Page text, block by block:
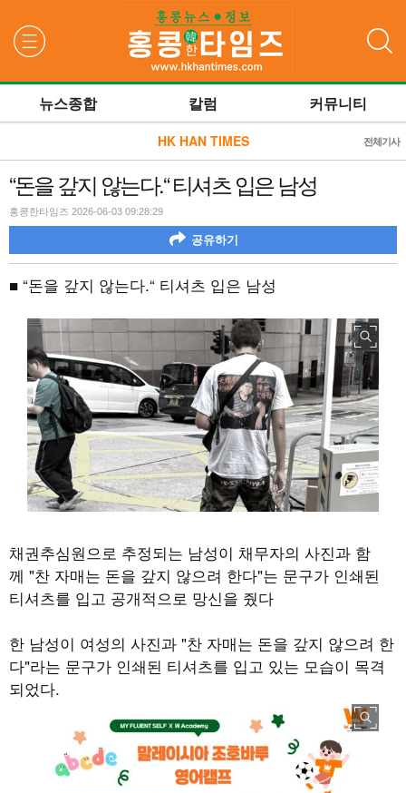
뉴스종합 칼럼 커뮤니티
HK HAN TIMES 전체기사
“돈을 갚지 않는다.“ 티셔츠 입은 남성
홍콩한타임즈 2026-06-03 09:28:29
공유하기
■ “돈을 갚지 않는다.“ 티셔츠 입은 남성
채권추심원으로 추정되는 남성이 채무자의 사진과 함
께 "찬 자매는 돈을 갚지 않으려 한다"는 문구가 인쇄된
티셔츠를 입고 공개적으로 망신을 줬다
한 남성이 여성의 사진과 "찬 자매는 돈을 갚지 않으려 한
다"라는 문구가 인쇄된 티셔츠를 입고 있는 모습이 목격
되었다.